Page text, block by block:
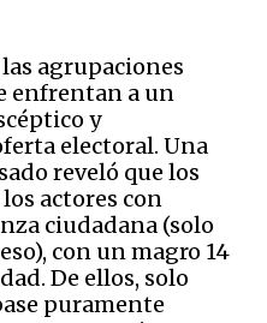
agrupaciones
enfrentan a un
y
electoral. Una
reveló que los
actores con
ciudadana (solo
con un magro 14
De ellos, solo
puramente